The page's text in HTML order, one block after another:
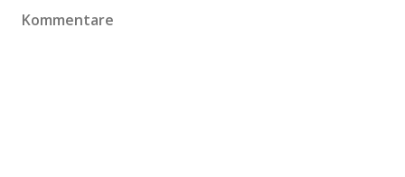
Kommentare